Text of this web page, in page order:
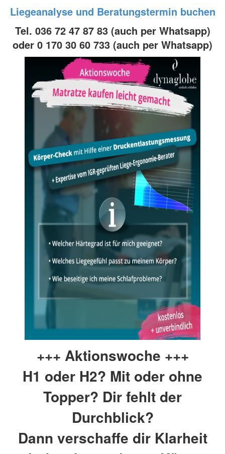
Liegeanalyse und Beratungstermin buchen
Tel. 036 72 47 87 83 (auch per Whatsapp)
oder 0 170 30 60 733 (auch per Whatsapp)
+++ Aktionswoche +++
H1 oder H2? Mit oder ohne
Topper? Dir fehlt der
Durchblick?
Dann verschaffe dir Klarheit